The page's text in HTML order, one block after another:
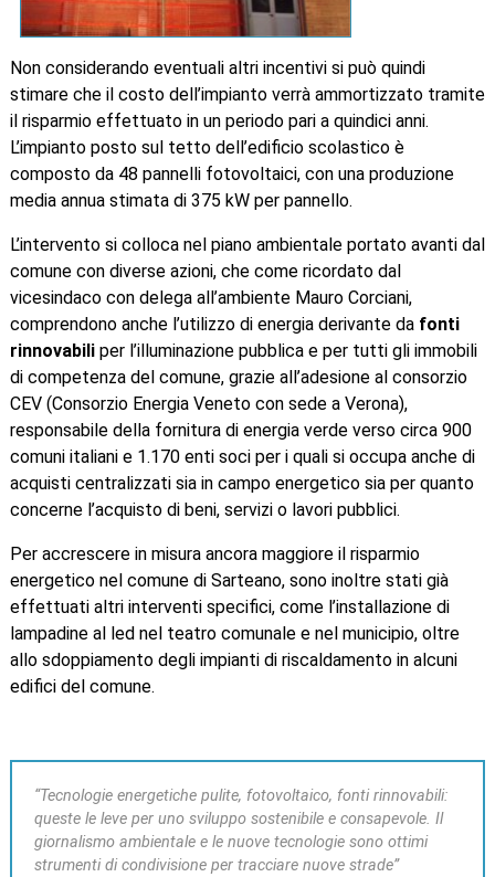
Non considerando eventuali altri incentivi si può quindi
stimare che il costo dell’impianto verrà ammortizzato tramite
il risparmio effettuato in un periodo pari a quindici anni.
L’impianto posto sul tetto dell’edificio scolastico è
composto da 48 pannelli fotovoltaici, con una produzione
media annua stimata di 375 kW per pannello.
L’intervento si colloca nel piano ambientale portato avanti dal
comune con diverse azioni, che come ricordato dal
vicesindaco con delega all’ambiente Mauro Corciani,
comprendono anche l’utilizzo di energia derivante da fonti
rinnovabiliper l’illuminazione pubblica e per tutti gli immobili
di competenza del comune, grazie all’adesione al consorzio
CEV (Consorzio Energia Veneto con sede a Verona),
responsabile della fornitura di energia verde verso circa 900
comuni italiani e 1.170 enti soci per i quali si occupa anche di
acquisti centralizzati sia in campo energetico sia per quanto
concerne l’acquisto di beni, servizi o lavori pubblici.
Per accrescere in misura ancora maggiore il risparmio
energetico nel comune di Sarteano, sono inoltre stati già
effettuati altri interventi specifici, come l’installazione di
lampadine al led nel teatro comunale e nel municipio, oltre
allo sdoppiamento degli impianti di riscaldamento in alcuni
edifici del comune.
“Tecnologie energetiche pulite, fotovoltaico, fonti rinnovabili:
queste le leve per uno sviluppo sostenibile e consapevole. Il
giornalismo ambientale e le nuove tecnologie sono ottimi
strumenti di condivisione per tracciare nuove strade”